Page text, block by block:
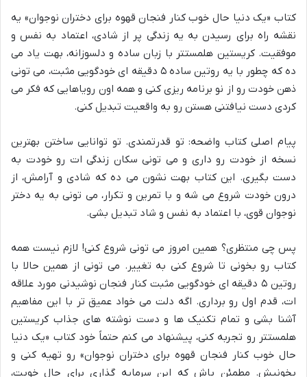
کتاب «یک دنیا حال خوب کنار فنجان قهوه برای دختران نوجوان» یه
نقشه راه برای رسیدن به یه زندگی پر از شادی، اعتماد به نفس و
موفقیت. کریستین هلمستتر با زبان ساده و دلسوزانه، بهت یاد می
ده که چطور با یه روتین ساده ۵ دقیقه ای خودگویی مثبت، می تونی
ذهن خودت رو از نو برنامه ریزی کنی و همه اون رویاهایی که فکر می
کردی دست نیافتنی هستن رو به واقعیت تبدیل کنی.
پیام اصلی کتاب واضحه: تو قدرتمندی. تو توانایی ساختن بهترین
نسخه از خودت رو داری و می تونی سکان زندگی ات رو خودت به
دست بگیری. این کتاب بهت نشون می ده که شادی و آرامش، از
درون خودت شروع می شه و با تمرین و تکرار، می تونی به یه دختر
نوجوان قوی، با اعتماد به نفس و شاد تبدیل بشی.
پس چی منتظری؟ همین امروز می تونی شروع کنی! لازم نیست همه
کتاب رو بخونی تا شروع کنی به تغییر. می تونی از همین حالا با
روتین ۵ دقیقه ای خودگویی مثبت کنار فنجان نوشیدنی مورد علاقه
ات، قدم اول رو برداری. اگه دلت می خواد عمیق تر با این مفاهیم
آشنا بشی و تمام تکنیک ها و دست نوشته های جذاب کریستین
هلمستتر رو تجربه کنی، پیشنهاد می کنم حتماً خود کتاب «یک دنیا
حال خوب کنار فنجان قهوه برای دختران نوجوان» رو تهیه کنی و
بخونیش. مطمئن باش که این سرمایه گذاری برای حالِ خوبت،